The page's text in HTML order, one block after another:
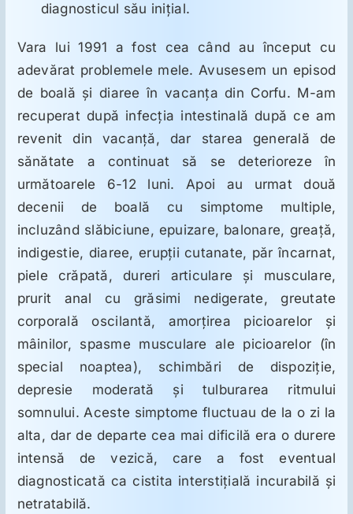
Psihoterapie
Antropologie
Proză utilă
diagnosticul său iniţial.
Vara lui 1991 a fost cea când au început cu
adevărat problemele mele. Avusesem un episod
de boală şi diaree în vacanţa din Corfu. M-am
recuperat după infecţia intestinală după ce am
revenit din vacanţă, dar starea generală de
sănătate a continuat să se deterioreze în
următoarele 6-12 luni. Apoi au urmat două
decenii de boală cu simptome multiple,
incluzând slăbiciune, epuizare, balonare, greaţă,
indigestie, diaree, erupţii cutanate, păr încarnat,
piele crăpată, dureri articulare şi musculare,
prurit anal cu grăsimi nedigerate, greutate
corporală oscilantă, amorţirea picioarelor şi
mâinilor, spasme musculare ale picioarelor (în
special noaptea), schimbări de dispoziţie,
depresie moderată şi tulburarea ritmului
somnului. Aceste simptome fluctuau de la o zi la
alta, dar de departe cea mai dificilă era o durere
intensă de vezică, care a fost eventual
diagnosticată ca cistita interstiţială incurabilă şi
netratabilă.